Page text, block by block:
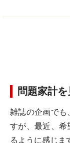
問題家計
雑誌の企画でも
すが、最近、希
るように感じま